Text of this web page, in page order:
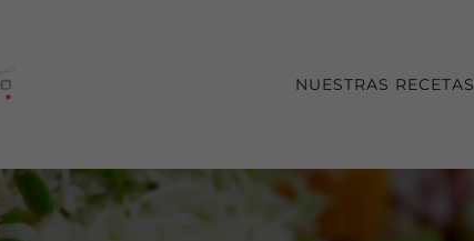
NUESTRAS RECETAS